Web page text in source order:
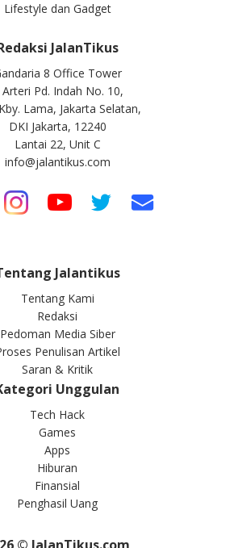
Lifestyle dan Gadget
JalanTikus
8 Office Tower
Arteri Pd. Indah No. 10,
Lama, Jakarta Selatan,
DKI Jakarta, 12240
Lantai 22, Unit C
info@jalantikus.com
Jalantikus
Tentang Kami
Redaksi
Pedoman Media Siber
Penulisan Artikel
Saran & Kritik
Unggulan
Tech Hack
Games
Apps
Hiburan
Finansial
Penghasil Uang